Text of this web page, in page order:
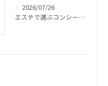
2026/07/26
エステで選ぶコンシーラーのカバー力と使い方徹底ガイド